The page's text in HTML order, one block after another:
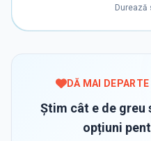
Durează
DĂ MAI
Știm cât e de greu
opțiuni